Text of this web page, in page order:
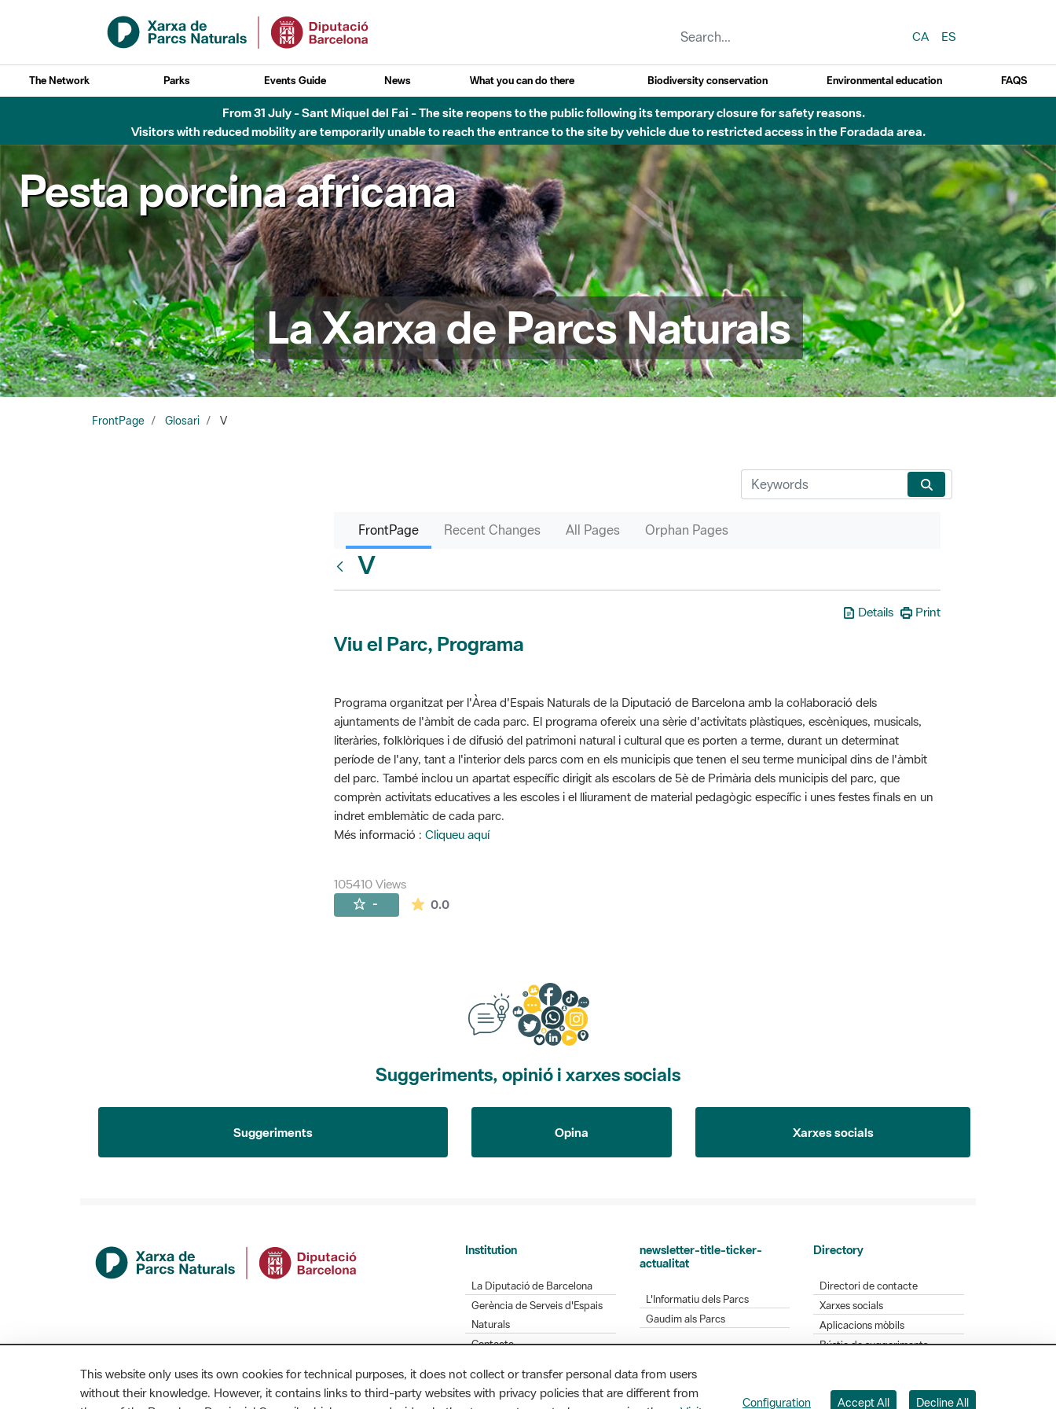
Skip to Main Content
CA
ES
The Network Parks Events Guide News What you can do there Biodiversity conservation Environmental education FAQS
From 31 July - Sant Miquel del Fai - The site reopens to the public following its temporary closure for safety reasons.
Visitors with reduced mobility are temporarily unable to reach the entrance to the site by vehicle due to restricted access in the Foradada area.
Pesta porcina africana
La Xarxa de Parcs Naturals
FrontPage Glosari V
FrontPage Recent Changes All Pages Orphan Pages
V
Details Print
Viu el Parc, Programa
Programa organitzat per l'Àrea d'Espais Naturals de la Diputació de Barcelona amb la col·laboració dels
ajuntaments de l'àmbit de cada parc. El programa ofereix una sèrie d'activitats plàstiques, escèniques, musicals,
literàries, folklòriques i de difusió del patrimoni natural i cultural que es porten a terme, durant un determinat
període de l'any, tant a l'interior dels parcs com en els municipis que tenen el seu terme municipal dins de l'àmbit
del parc. També inclou un apartat específic dirigit als escolars de 5è de Primària dels municipis del parc, que
comprèn activitats educatives a les escoles i el lliurament de material pedagògic específic i unes festes finals en un
indret emblemàtic de cada parc.
Més informació : Cliqueu aquí
105410 Views
- 0.0The average rating is 0 stars out of 5.
Suggeriments, opinió i xarxes socials
Suggeriments Opina Xarxes socials
Institution
La Diputació de Barcelona
Gerència de Serveis d'Espais
Naturals
Contacte
newsletter-title-ticker-
actualitat
L'Informatiu dels Parcs
Gaudim als Parcs
Directory
Directori de contacte
Xarxes socials
Aplicacions mòbils
Bústia de suggeriments
This website only uses its own cookies for technical purposes, it does not collect or transfer personal data from users
without their knowledge. However, it contains links to third-party websites with privacy policies that are different from
Configuration Accept All Decline All